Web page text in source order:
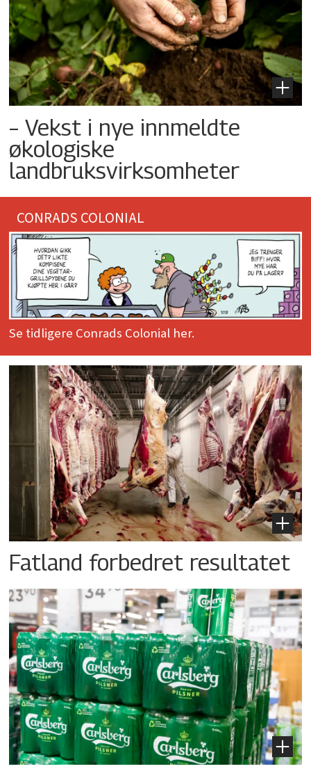
– Vekst i nye innmeldte
økologiske
landbruksvirksomheter
CONRADS COLONIAL
Se tidligere Conrads Colonial her.
Fatland forbedret resultatet